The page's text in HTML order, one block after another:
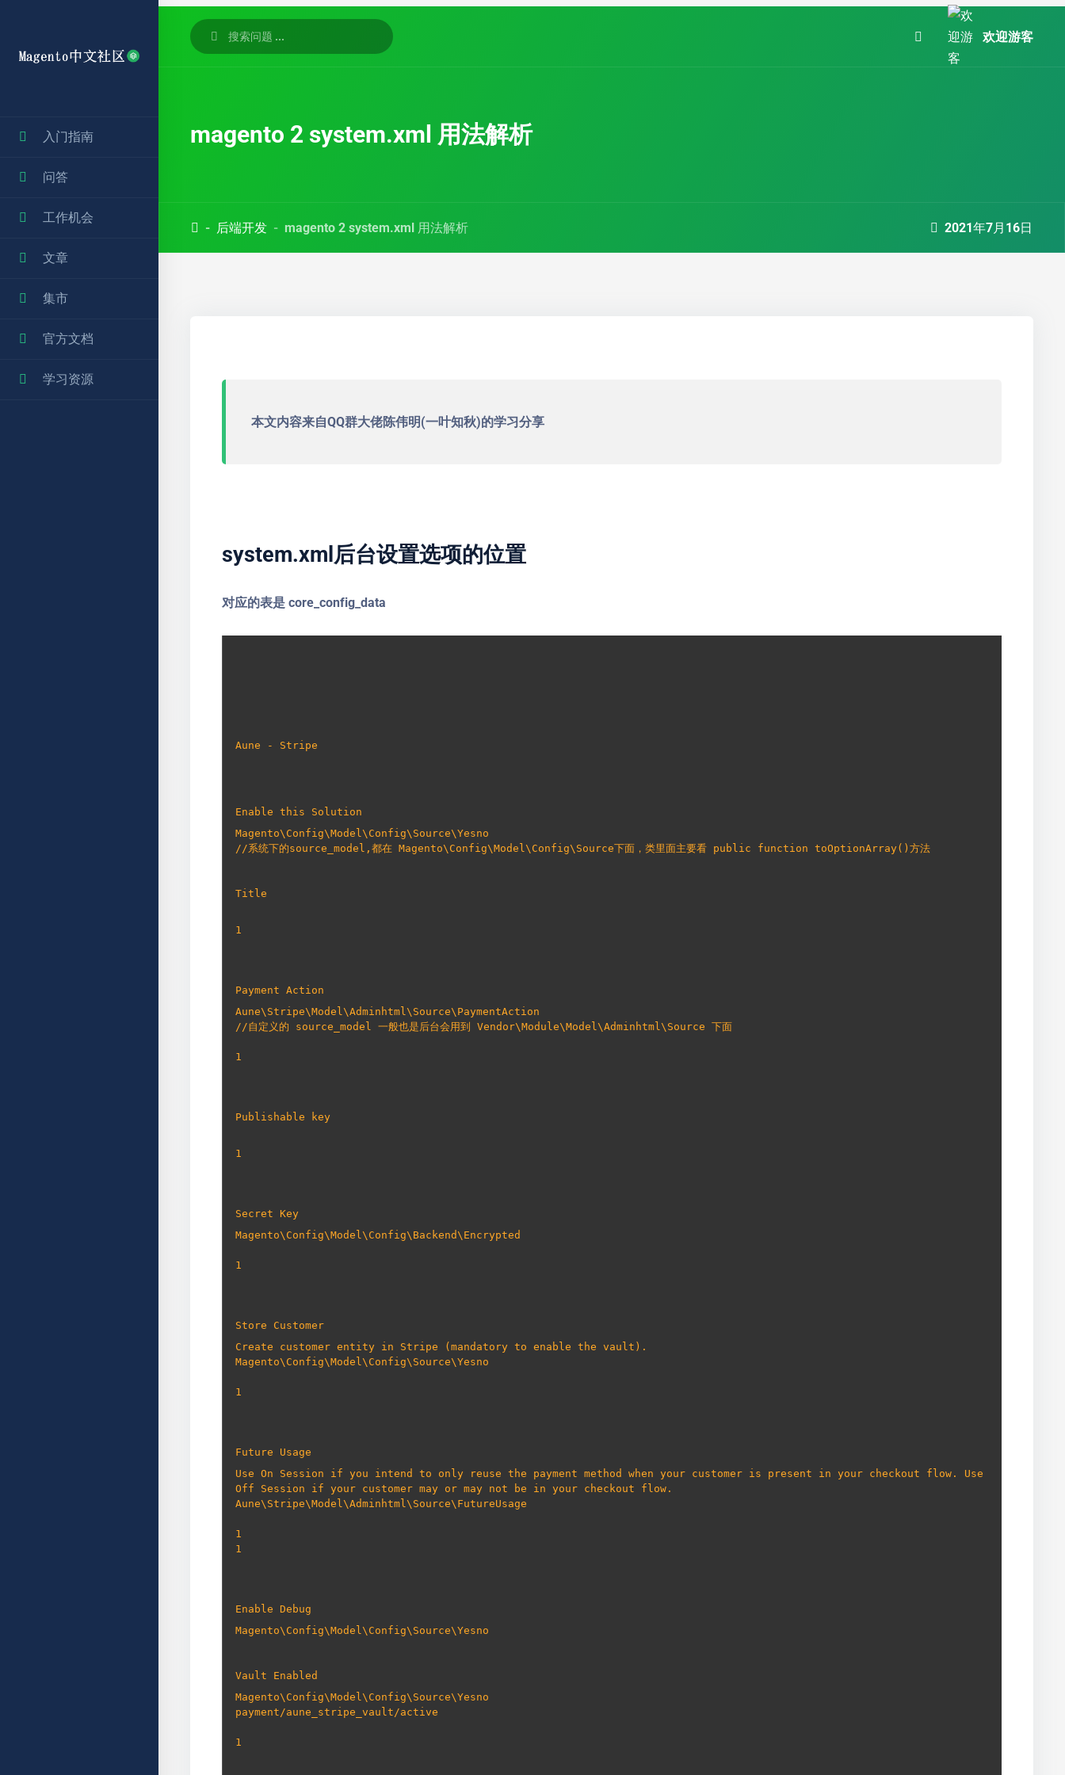
入门指南
问答
工作机会
文章
集市
官方文档
学习资源
欢迎游客
magento 2 system.xml 用法解析
后端开发 magento 2 system.xml 用法解析 2021年7月16日
本文内容来自QQ群大佬陈伟明(一叶知秋)的学习分享
system.xml后台设置选项的位置
对应的表是 core_config_data
Aune - Stripe
Enable this Solution
Magento\Config\Model\Config\Source\Yesno
Title
1
Payment Action
Aune\Stripe\Model\Adminhtml\Source\PaymentAction
1
Publishable key
1
Secret Key
Magento\Config\Model\Config\Backend\Encrypted
1
Store Customer
Create customer entity in Stripe (mandatory to enable the vault).
Magento\Config\Model\Config\Source\Yesno
1
Future Usage
Use On Session if you intend to only reuse the payment method when your customer is present in your checkout flow. Use
Off Session if your customer may or may not be in your checkout flow.
Aune\Stripe\Model\Adminhtml\Source\FutureUsage
1
1
Enable Debug
Magento\Config\Model\Config\Source\Yesno
Vault Enabled
Magento\Config\Model\Config\Source\Yesno
payment/aune_stripe_vault/active
1